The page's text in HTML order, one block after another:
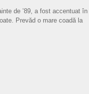
de ’89, a fost accentuat în
Prevăd o mare coadă la